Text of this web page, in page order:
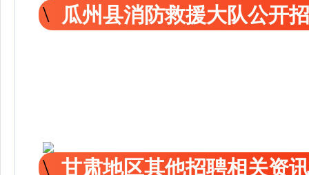
瓜州县消防救援大队公开
甘肃地区其他招聘相关资